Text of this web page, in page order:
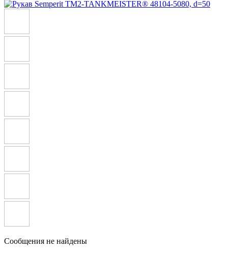
Сообщения не найдены